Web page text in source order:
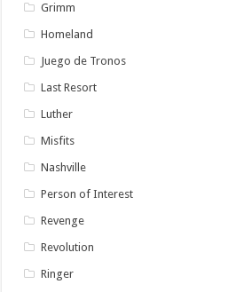
Grimm
Homeland
Juego de Tronos
Last Resort
Luther
Misfits
Nashville
Person of Interest
Revenge
Revolution
Ringer